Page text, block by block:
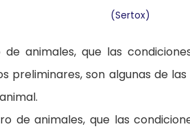
(Sertox)
animales, que las
preliminares, son algunas de
de animales, que las